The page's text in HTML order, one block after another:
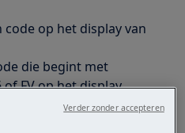
code op het display van
die begint met
FV op het display.
Verder zonder accepteren